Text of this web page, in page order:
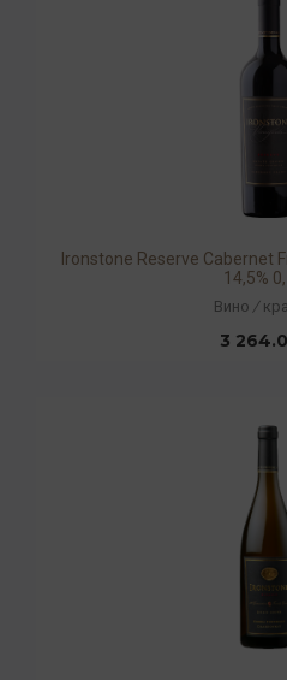
Ironstone Reserve Cabernet
14,5%
Вино /
3